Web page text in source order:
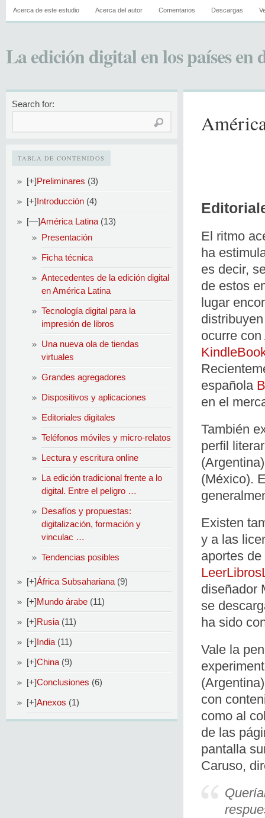
Acerca de este estudio Acerca del autor Comentarios Descargas
La edición digital en los países en
Search for:
TABLA DE CONTENIDOS
[+]Preliminares (3)
[+]Introducción (4)
[—]América Latina (13)
Presentación
Ficha técnica
Antecedentes de la edición digital
en América Latina
Tecnología digital para la
impresión de libros
Una nueva ola de tiendas
virtuales
Grandes agregadores
Dispositivos y aplicaciones
Editoriales digitales
Teléfonos móviles y micro-relatos
Lectura y escritura online
La edición tradicional frente a lo
digital. Entre el peligro …
Desafíos y propuestas:
digitalización, formación y
vinculac …
Tendencias posibles
[+]África Subsahariana (9)
[+]Mundo árabe (11)
[+]Rusia (11)
[+]India (11)
[+]China (9)
[+]Conclusiones (6)
[+]Anexos (1)
El ritmo
ha
es decir,
de estos
lugar
ocurre con
española
en el
También
perfil
(México).
Existen
y a las
aportes
diseñador
se
ha sido
Vale la
con
como al
de las
pantalla
Caruso,